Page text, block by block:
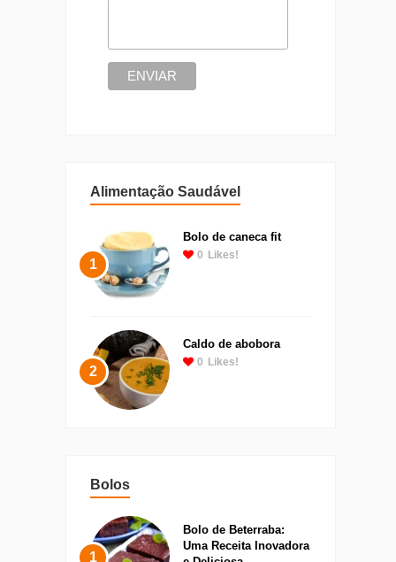
Alimentação Saudável
1
Bolo de caneca fit
0 Likes!
2
Caldo de abobora
0 Likes!
Bolos
1
Bolo de Beterraba:
Uma Receita Inovadora